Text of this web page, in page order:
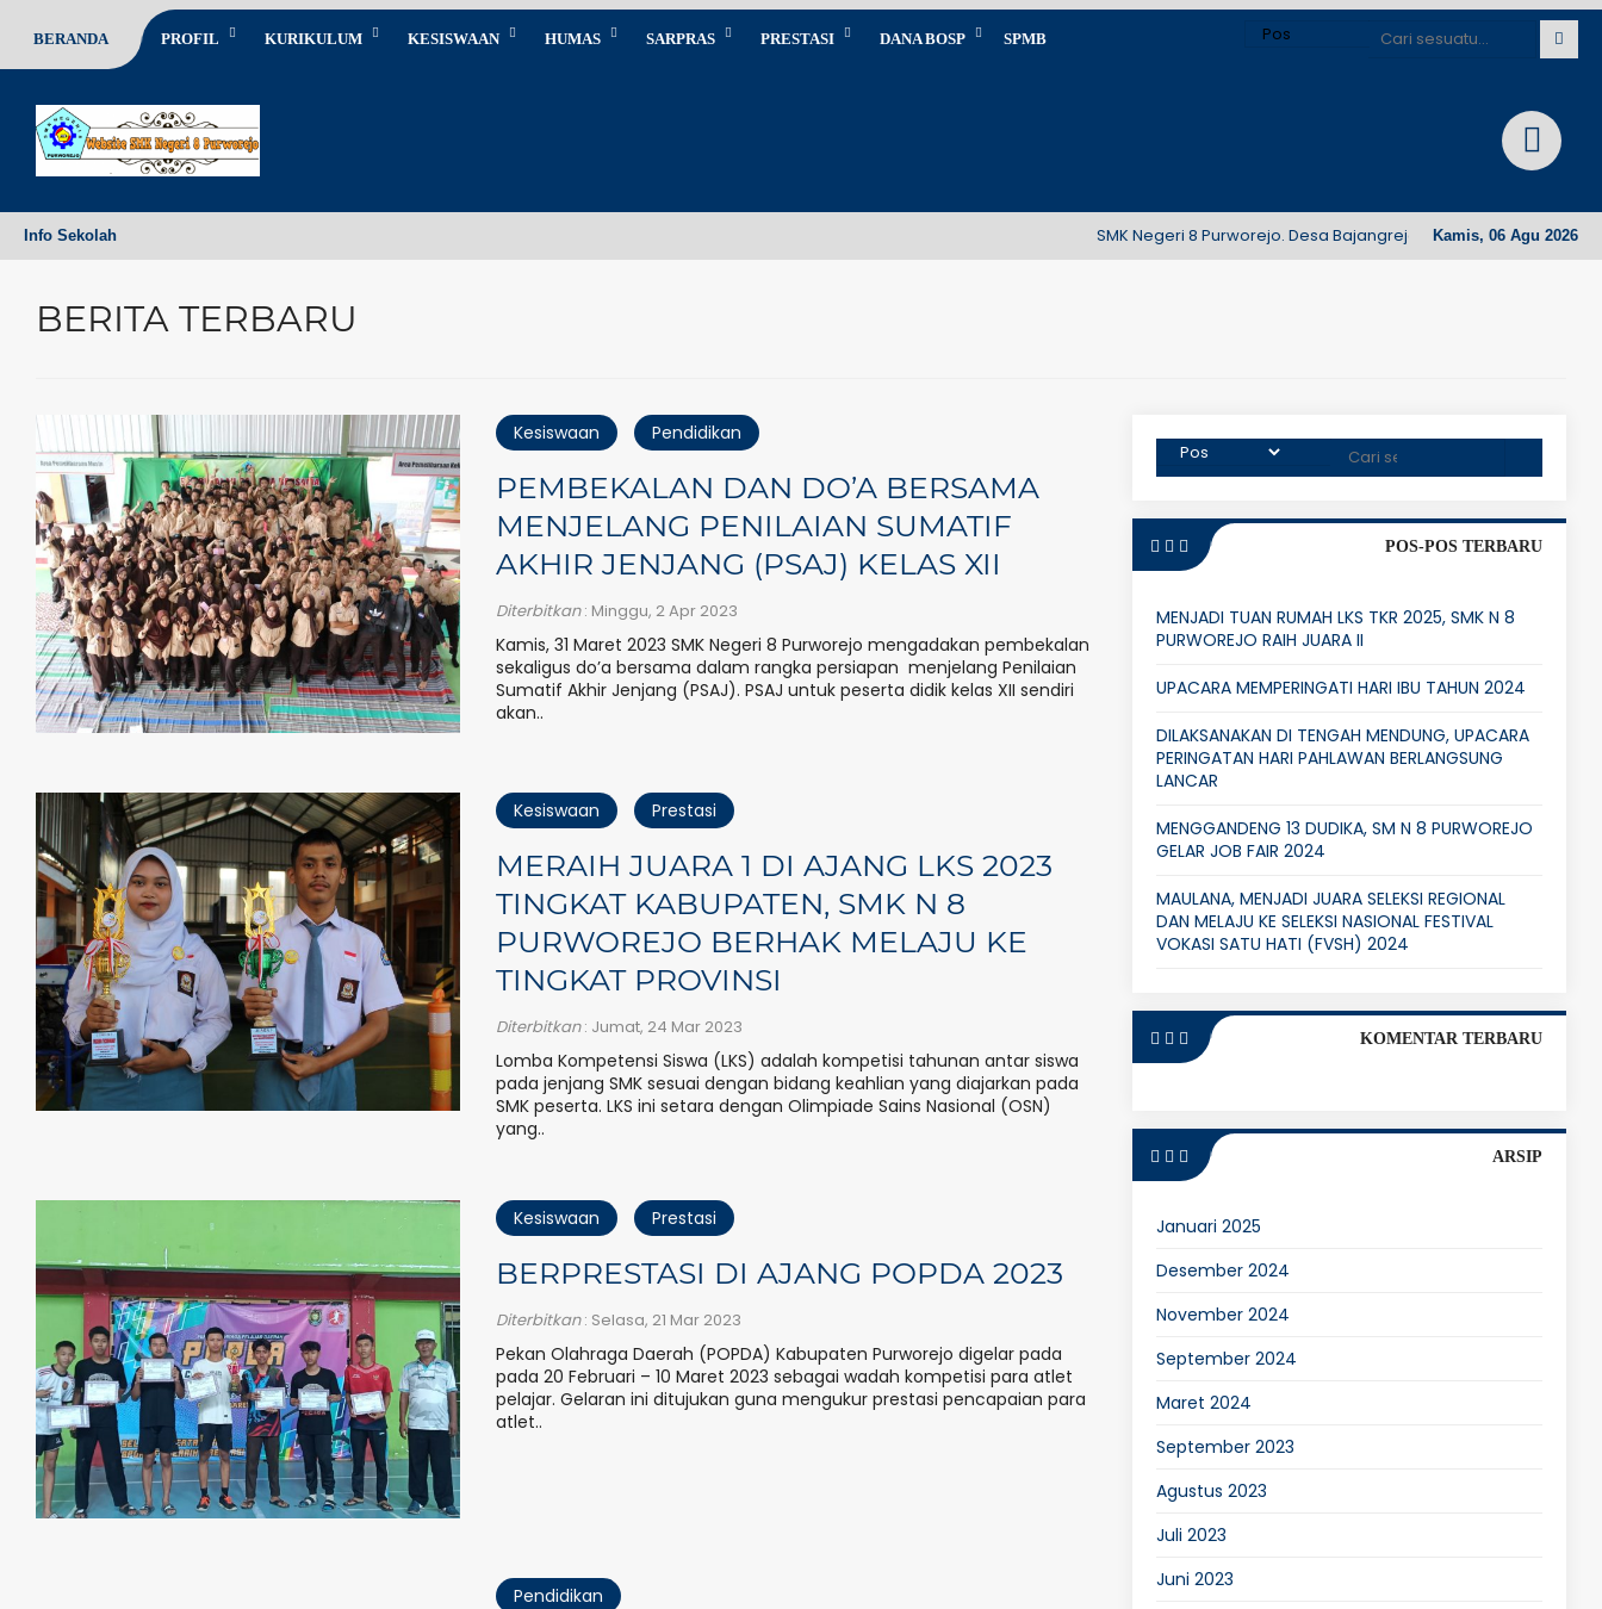
BERANDA PROFIL KURIKULUM KESISWAAN HUMAS SARPRAS PRESTASI DANA BOSP SPMB
Info Sekolah Kamis, 06 Agu 2026
SMK Negeri 8 Purworejo. Desa Bajangrejo, Kecamatan Banyuurip,
BERITA TERBARU
Kesiswaan Pendidikan
PEMBEKALAN DAN DO’A BERSAMA
MENJELANG PENILAIAN SUMATIF
AKHIR JENJANG (PSAJ) KELAS XII
Diterbitkan: Minggu, 2 Apr 2023
Kamis, 31 Maret 2023 SMK Negeri 8 Purworejo mengadakan pembekalan
sekaligus do’a bersama dalam rangka persiapan menjelang Penilaian
Sumatif Akhir Jenjang (PSAJ). PSAJ untuk peserta didik kelas XII sendiri
akan..
Kesiswaan Prestasi
MERAIH JUARA 1 DI AJANG LKS 2023
TINGKAT KABUPATEN, SMK N 8
PURWOREJO BERHAK MELAJU KE
TINGKAT PROVINSI
Diterbitkan: Jumat, 24 Mar 2023
Lomba Kompetensi Siswa (LKS) adalah kompetisi tahunan antar siswa
pada jenjang SMK sesuai dengan bidang keahlian yang diajarkan pada
SMK peserta. LKS ini setara dengan Olimpiade Sains Nasional (OSN)
yang..
Kesiswaan Prestasi
BERPRESTASI DI AJANG POPDA 2023
Diterbitkan: Selasa, 21 Mar 2023
Pekan Olahraga Daerah (POPDA) Kabupaten Purworejo digelar pada
pada 20 Februari – 10 Maret 2023 sebagai wadah kompetisi para atlet
pelajar. Gelaran ini ditujukan guna mengukur prestasi pencapaian para
atlet..
Pendidikan
POS-POS TERBARU
MENJADI TUAN RUMAH LKS TKR 2025, SMK N 8
PURWOREJO RAIH JUARA II
UPACARA MEMPERINGATI HARI IBU TAHUN 2024
DILAKSANAKAN DI TENGAH MENDUNG, UPACARA
PERINGATAN HARI PAHLAWAN BERLANGSUNG
LANCAR
MENGGANDENG 13 DUDIKA, SM N 8 PURWOREJO
GELAR JOB FAIR 2024
MAULANA, MENJADI JUARA SELEKSI REGIONAL
DAN MELAJU KE SELEKSI NASIONAL FESTIVAL
VOKASI SATU HATI (FVSH) 2024
KOMENTAR TERBARU
ARSIP
Januari 2025
Desember 2024
November 2024
September 2024
Maret 2024
September 2023
Agustus 2023
Juli 2023
Juni 2023